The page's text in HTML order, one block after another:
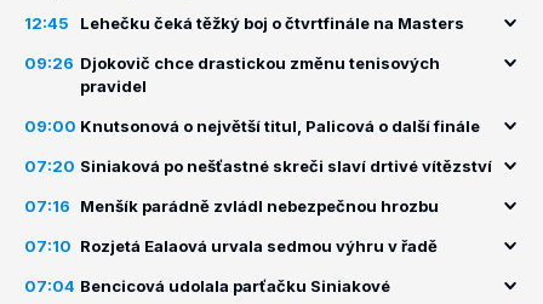
12:45 Lehečku čeká těžký boj o čtvrtfinále na Masters
09:26 Djokovič chce drastickou změnu tenisových
pravidel
09:00 Knutsonová o největší titul, Palicová o další finále
07:20 Siniaková po nešťastné skreči slaví drtivé vítězství
07:16 Menšík parádně zvládl nebezpečnou hrozbu
07:10 Rozjetá Ealaová urvala sedmou výhru v řadě
07:04 Bencicová udolala parťačku Siniakové